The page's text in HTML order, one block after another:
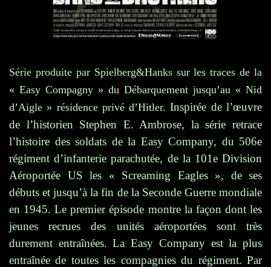
Série produite par Spielberg&Hanks sur les traces de la
« Easy Compagny » du Débarquement jusqu’au « Nid
d’Aigle » résidence privé d’Hitler.Inspirée de l’œuvre
de l’historien Stephen E. Ambrose, la série retrace
l’histoire des soldats de la Easy Company, du 506e
régiment d’infanterie parachutée, de la 101e Division
Aéroportée US les « Screaming Eagles », de ses
débuts et jusqu’à la fin de la Seconde Guerre mondiale
en 1945. Le premier épisode montre la façon dont les
jeunes recrues des unités aéroportées sont très
durement entraînées. La Easy Company est la plus
entraînée de toutes les compagnies du régiment. Par